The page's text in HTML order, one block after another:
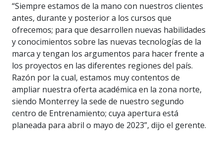
“Siempre estamos de la mano con nuestros clientes
antes, durante y posterior a los cursos que
ofrecemos; para que desarrollen nuevas habilidades
y conocimientos sobre las nuevas tecnologías de la
marca y tengan los argumentos para hacer frente a
los proyectos en las diferentes regiones del país.
Razón por la cual, estamos muy contentos de
ampliar nuestra oferta académica en la zona norte,
siendo Monterrey la sede de nuestro segundo
centro de Entrenamiento; cuya apertura está
planeada para abril o mayo de 2023”, dijo el gerente.